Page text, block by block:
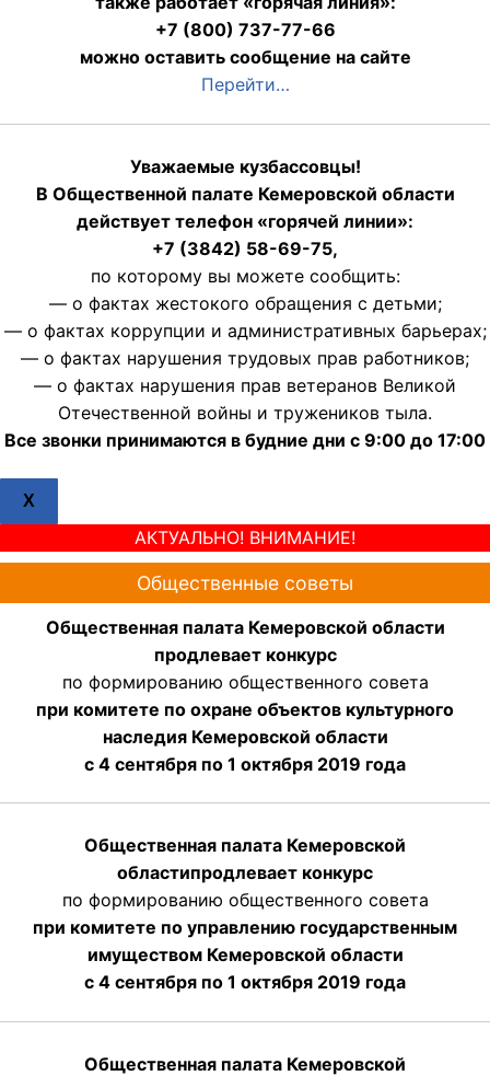
+7 (800) 737-77-66
можно оставить сообщение на сайте
Перейти…
Уважаемые кузбассовцы!
В Общественной палате Кемеровской области
действует телефон «горячей линии»:
+7 (3842) 58-69-75,
по которому вы можете сообщить:
— о фактах жестокого обращения с детьми;
— о фактах коррупции и административных барьерах;
— о фактах нарушения трудовых прав работников;
— о фактах нарушения прав ветеранов Великой
Отечественной войны и тружеников тыла.
Все звонки принимаются в будние дни с 9:00 до 17:00
X
АКТУАЛЬНО! ВНИМАНИЕ!
Общественные советы
Общественная палата Кемеровской области
продлевает конкурс
по формированию общественного совета
при комитете по охране объектов культурного
наследия Кемеровской области
с 4 сентября по 1 октября 2019 года
Общественная палата Кемеровской
областипродлевает конкурс
по формированию общественного совета
при комитете по управлению государственным
имуществом Кемеровской области
с 4 сентября по 1 октября 2019 года
Общественная палата Кемеровской